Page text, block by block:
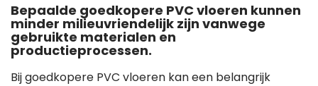
Bepaalde goedkopere PVC vloeren kunnen
minder milieuvriendelijk zijn vanwege
gebruikte materialen en
productieprocessen.
Bij goedkopere PVC vloeren kan een belangrijk